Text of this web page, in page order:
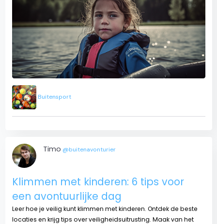
Buitensport
Timo @buitenavonturier
Klimmen met kinderen: 6 tips voor
een avontuurlijke dag
Leer hoe je veilig kunt klimmen met kinderen. Ontdek de beste
locaties en krijg tips over veiligheidsuitrusting. Maak van het